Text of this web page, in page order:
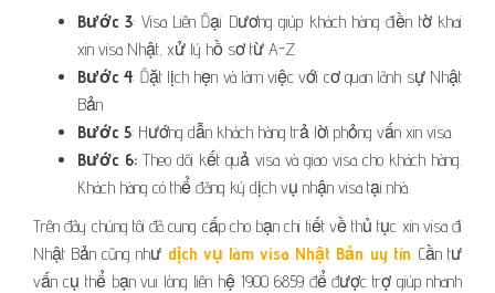
Bước 3: Visa Liên Đại Dương giúp khách hàng điền tờ khai
xin visa Nhật, xử lý hồ sơ từ A-Z
Bước 4: Đặt lịch hẹn và làm việc với cơ quan lãnh sự Nhật
Bản
Bước 5: Hướng dẫn khách hàng trả lời phỏng vấn xin visa.
Bước 6: Theo dõi kết quả visa và giao visa cho khách hàng.
Khách hàng có thể đăng ký dịch vụ nhận visa tại nhà.
Trên đây chúng tôi đã cung cấp cho bạn chi tiết về thủ tục xin visa đi
Nhật Bản cũng như dịch vụ làm visa Nhật Bản uy tín . Cần tư
vấn cụ thể bạn vui lòng liên hệ 1900 6859 để được trợ giúp nhanh